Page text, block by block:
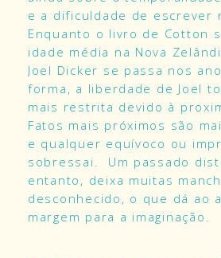
e a dificuldade de escrever
Enquanto o livro de Cotton
idade média na Nova
Joel Dicker se passa nos
forma, a liberdade de Joel
mais restrita devido à
Fatos mais próximos são
e qualquer equívoco ou
sobressai. Um passado
entanto, deixa muitas
desconhecido, o que dá ao
margem para a imaginação.